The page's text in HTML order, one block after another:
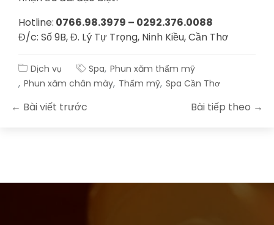
Hotline: 0766.98.3979 – 0292.376.0088
Đ/c: Số 9B, Đ. Lý Tự Trọng, Ninh Kiều, Cần Thơ
Dịch vụ Spa Phun xăm thẩm mỹ
Phun xăm chân mày Thẩm mỹ Spa Cần Thơ
← Bài viết trước Bài tiếp theo →